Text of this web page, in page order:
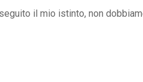
il mio istinto, non